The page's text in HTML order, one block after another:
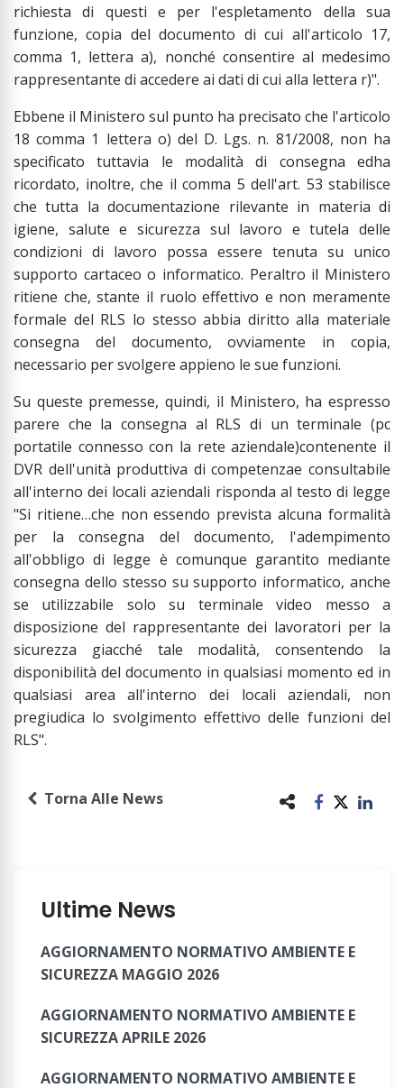
richiesta di questi e per l'espletamento della sua
funzione, copia del documento di cui all'articolo 17,
comma 1, lettera a), nonché consentire al medesimo
rappresentante di accedere ai dati di cui alla lettera r)".
Ebbene il Ministero sul punto ha precisato che l'articolo
18 comma 1 lettera o) del D. Lgs. n. 81/2008, non ha
specificato tuttavia le modalità di consegna edha
ricordato, inoltre, che il comma 5 dell'art. 53 stabilisce
che tutta la documentazione rilevante in materia di
igiene, salute e sicurezza sul lavoro e tutela delle
condizioni di lavoro possa essere tenuta su unico
supporto cartaceo o informatico. Peraltro il Ministero
ritiene che, stante il ruolo effettivo e non meramente
formale del RLS lo stesso abbia diritto alla materiale
consegna del documento, ovviamente in copia,
necessario per svolgere appieno le sue funzioni.
Su queste premesse, quindi, il Ministero, ha espresso
parere che la consegna al RLS di un terminale (pc
portatile connesso con la rete aziendale)contenente il
DVR dell'unità produttiva di competenzae consultabile
all'interno dei locali aziendali risponda al testo di legge
"Si ritiene…che non essendo prevista alcuna formalità
per la consegna del documento, l'adempimento
all'obbligo di legge è comunque garantito mediante
consegna dello stesso su supporto informatico, anche
se utilizzabile solo su terminale video messo a
disposizione del rappresentante dei lavoratori per la
sicurezza giacché tale modalità, consentendo la
disponibilità del documento in qualsiasi momento ed in
qualsiasi area all'interno dei locali aziendali, non
pregiudica lo svolgimento effettivo delle funzioni del
RLS".
Torna Alle News
Ultime News
AGGIORNAMENTO NORMATIVO AMBIENTE E
SICUREZZA MAGGIO 2026
AGGIORNAMENTO NORMATIVO AMBIENTE E
SICUREZZA APRILE 2026
AGGIORNAMENTO NORMATIVO AMBIENTE E